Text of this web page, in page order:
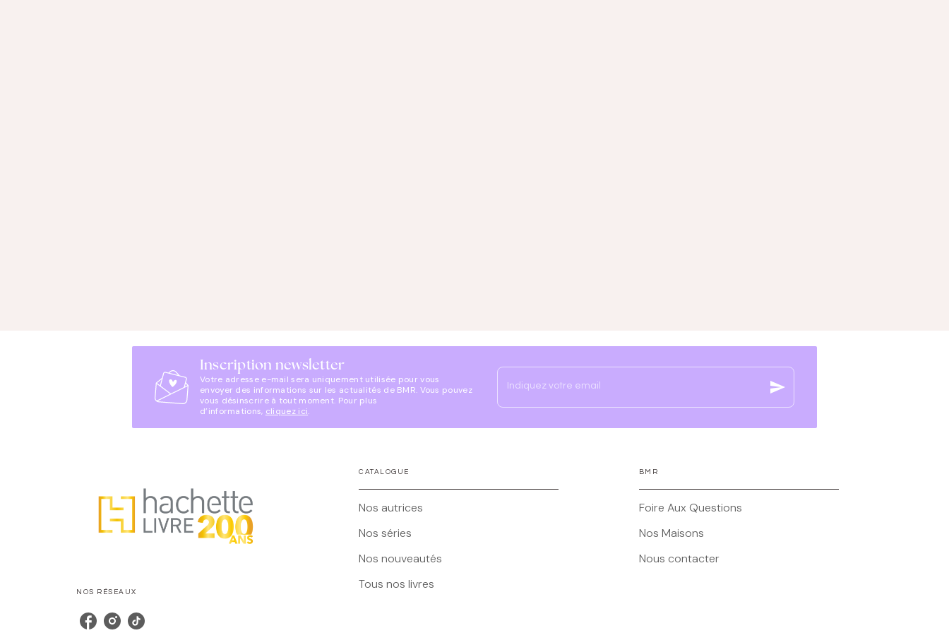
Inscription newsletter
Votre adresse e-mail sera uniquement utilisée pour vous
envoyer des informations sur les actualités de BMR. Vous pouvez
vous désinscrire à tout moment. Pour plus
d’informations, cliquez ici.
Indiquez votre email send
NOS RÉSEAUX
CATALOGUE
Nos autrices
Nos séries
Nos nouveautés
Tous nos livres
BMR
Foire Aux Questions
Nos Maisons
Nous contacter